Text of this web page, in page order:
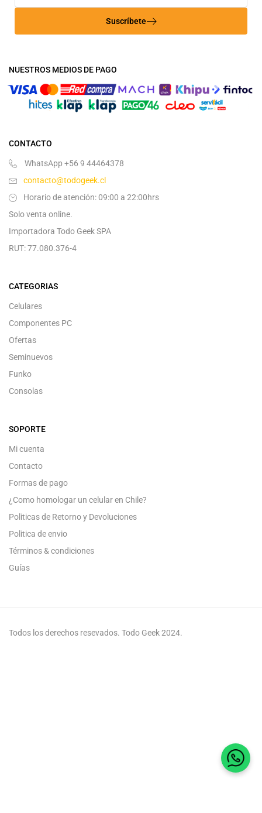
Suscríbete
NUESTROS MEDIOS DE PAGO
CONTACTO
WhatsApp +56 9 44464378
contacto@todogeek.cl
Horario de atención: 09:00 a 22:00hrs
Solo venta online.
Importadora Todo Geek SPA
RUT: 77.080.376-4
CATEGORIAS
Celulares
Componentes PC
Ofertas
Seminuevos
Funko
Consolas
SOPORTE
Mi cuenta
Contacto
Formas de pago
¿Como homologar un celular en Chile?
Politicas de Retorno y Devoluciones
Politica de envio
Términos & condiciones
Guías
Todos los derechos resevados. Todo Geek 2024.
Habla